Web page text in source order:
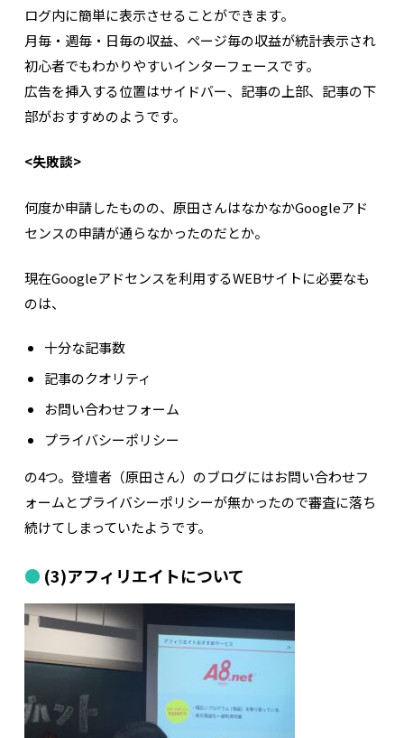
ログ内に簡単に表示させることができます。
月毎・週毎・日毎の収益、ページ毎の収益が統計表示され
初心者でもわかりやすいインターフェースです。
広告を挿入する位置はサイドバー、記事の上部、記事の下
部がおすすめのようです。
<失敗談>
何度か申請したものの、原田さんはなかなかGoogleアド
センスの申請が通らなかったのだとか。
現在Googleアドセンスを利用するWEBサイトに必要なも
のは、
十分な記事数
記事のクオリティ
お問い合わせフォーム
プライバシーポリシー
の4つ。登壇者（原田さん）のブログにはお問い合わせフ
ォームとプライバシーポリシーが無かったので審査に落ち
続けてしまっていたようです。
(3)アフィリエイトについて